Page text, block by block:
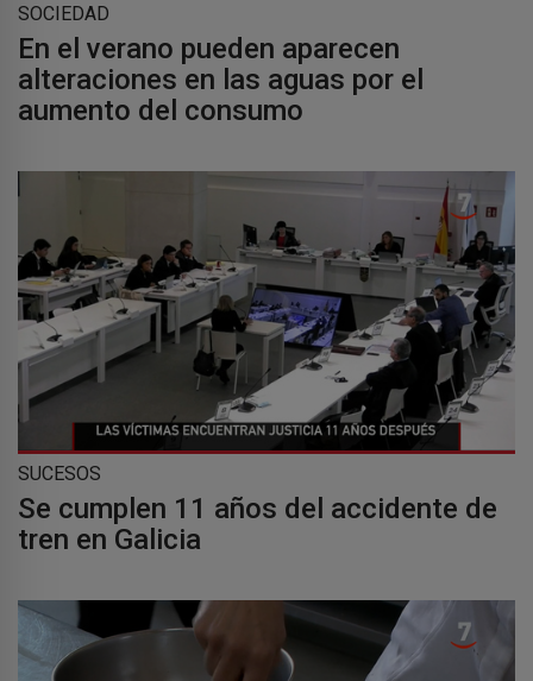
SOCIEDAD
En el verano pueden aparecen
alteraciones en las aguas por el
aumento del consumo
SUCESOS
Se cumplen 11 años del accidente de
tren en Galicia